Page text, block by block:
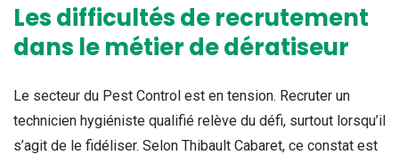
Les difficultés de recrutement
dans le métier de dératiseur
Le secteur du Pest Control est en tension. Recruter un
technicien hygiéniste qualifié relève du défi, surtout lorsqu’il
s’agit de le fidéliser. Selon Thibault Cabaret, ce constat est